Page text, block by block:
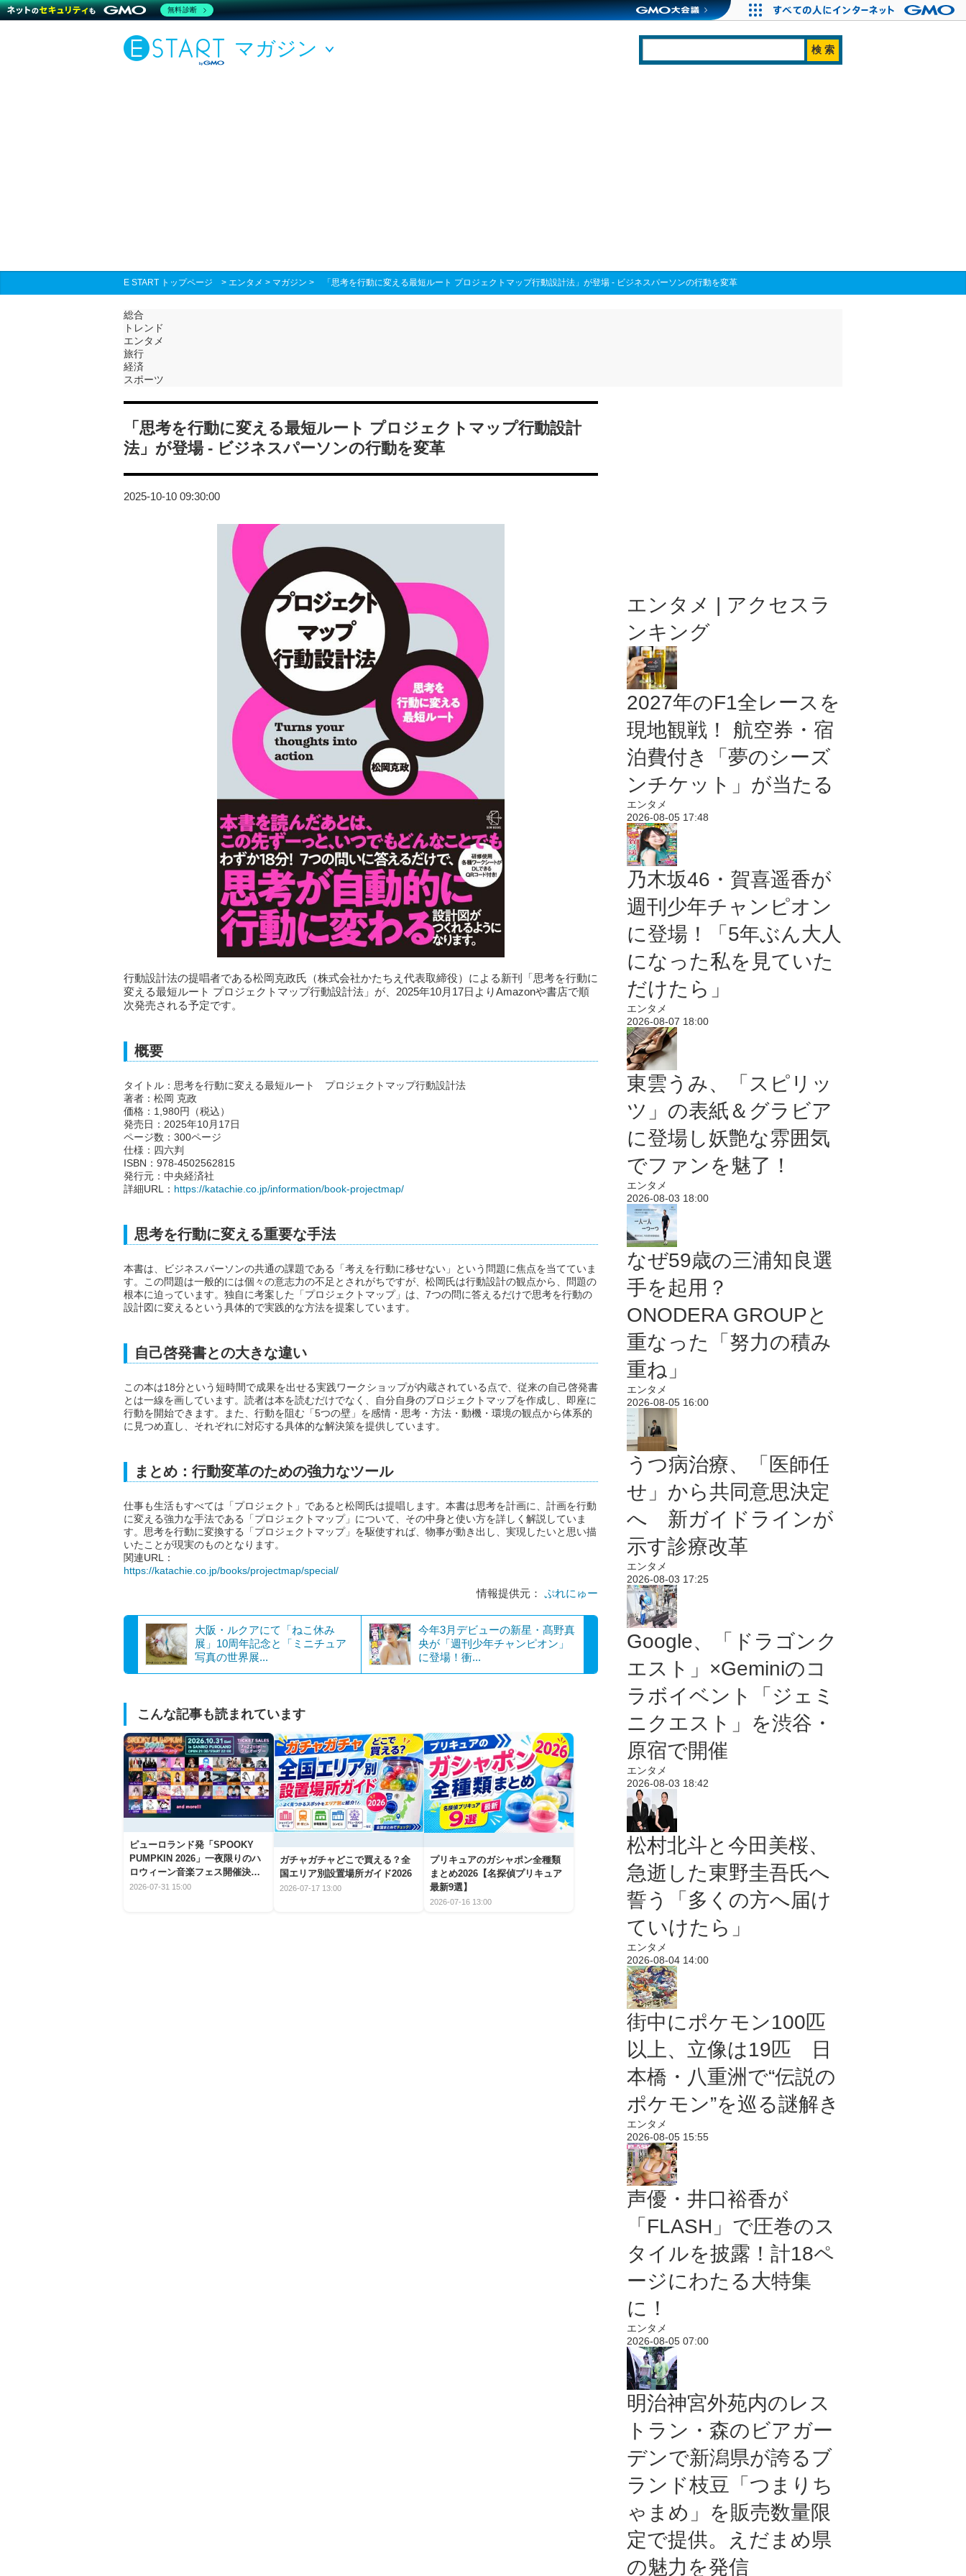
マガジン
E START トップページ > エンタメ > マガジン > 「思考を行動に変える最短ルート プロジェクトマップ行動設計法」が登場 - ビジネスパーソンの行動を変革
総合
トレンド
エンタメ
旅行
経済
スポーツ
「思考を行動に変える最短ルート プロジェクトマップ行動設計
法」が登場 - ビジネスパーソンの行動を変革
2025-10-10 09:30:00
行動設計法の提唱者である松岡克政氏（株式会社かたちえ代表取締役）による新刊「思考を行動に
変える最短ルート プロジェクトマップ行動設計法」が、2025年10月17日よりAmazonや書店で順
次発売される予定です。
概要
タイトル：思考を行動に変える最短ルート プロジェクトマップ行動設計法
著者：松岡 克政
価格：1,980円（税込）
発売日：2025年10月17日
ページ数：300ページ
仕様：四六判
ISBN：978-4502562815
発行元：中央経済社
詳細URL： https://katachie.co.jp/information/book-projectmap/
思考を行動に変える重要な手法
本書は、ビジネスパーソンの共通の課題である「考えを行動に移せない」という問題に焦点を当てていま
す。この問題は一般的には個々の意志力の不足とされがちですが、松岡氏は行動設計の観点から、問題の
根本に迫っています。独自に考案した「プロジェクトマップ」は、7つの問に答えるだけで思考を行動の
設計図に変えるという具体的で実践的な方法を提案しています。
自己啓発書との大きな違い
この本は18分という短時間で成果を出せる実践ワークショップが内蔵されている点で、従来の自己啓発書
とは一線を画しています。読者は本を読むだけでなく、自分自身のプロジェクトマップを作成し、即座に
行動を開始できます。また、行動を阻む「5つの壁」を感情・思考・方法・動機・環境の観点から体系的
に見つめ直し、それぞれに対応する具体的な解決策を提供しています。
まとめ：行動変革のための強力なツール
仕事も生活もすべては「プロジェクト」であると松岡氏は提唱します。本書は思考を計画に、計画を行動
に変える強力な手法である「プロジェクトマップ」について、その中身と使い方を詳しく解説していま
す。思考を行動に変換する「プロジェクトマップ」を駆使すれば、物事が動き出し、実現したいと思い描
いたことが現実のものとなります。
関連URL：
https://katachie.co.jp/books/projectmap/special/
情報提供元： ぷれにゅー
大阪・ルクアにて「ねこ休み
展」10周年記念と「ミニチュア
写真の世界展...
今年3月デビューの新星・髙野真
央が「週刊少年チャンピオン」
に登場！衝...
こんな記事も読まれています
ピューロランド発「SPOOKY
PUMPKIN 2026」一夜限りのハ
ロウィーン音楽フェス開催決
定！
2026-07-31 15:00
ガチャガチャどこで買える？全
国エリア別設置場所ガイド2026
2026-07-17 13:00
プリキュアのガシャポン全種類
まとめ2026【名探偵プリキュア
最新9選】
2026-07-16 13:00
エンタメ | アクセスラ
ンキング
2027年のF1全レースを
現地観戦！ 航空券・宿
泊費付き「夢のシーズ
ンチケット」が当たる
エンタメ
2026-08-05 17:48
乃木坂46・賀喜遥香が
週刊少年チャンピオン
に登場！「5年ぶん大人
になった私を見ていた
だけたら」
エンタメ
2026-08-07 18:00
東雲うみ、「スピリッ
ツ」の表紙＆グラビア
に登場し妖艶な雰囲気
でファンを魅了！
エンタメ
2026-08-03 18:00
なぜ59歳の三浦知良選
手を起用？
ONODERA GROUPと
重なった「努力の積み
重ね」
エンタメ
2026-08-05 16:00
うつ病治療、「医師任
せ」から共同意思決定
へ 新ガイドラインが
示す診療改革
エンタメ
2026-08-03 17:25
Google、「ドラゴンク
エスト」×Geminiのコ
ラボイベント「ジェミ
ニクエスト」を渋谷・
原宿で開催
エンタメ
2026-08-03 18:42
松村北斗と今田美桜、
急逝した東野圭吾氏へ
誓う「多くの方へ届け
ていけたら」
エンタメ
2026-08-04 14:00
街中にポケモン100匹
以上、立像は19匹 日
本橋・八重洲で“伝説の
ポケモン”を巡る謎解き
エンタメ
2026-08-05 15:55
声優・井口裕香が
「FLASH」で圧巻のス
タイルを披露！計18ペ
ージにわたる大特集
に！
エンタメ
2026-08-05 07:00
明治神宮外苑内のレス
トラン・森のビアガー
デンで新潟県が誇るブ
ランド枝豆「つまりち
ゃまめ」を販売数量限
定で提供。えだまめ県
の魅力を発信
無料診断